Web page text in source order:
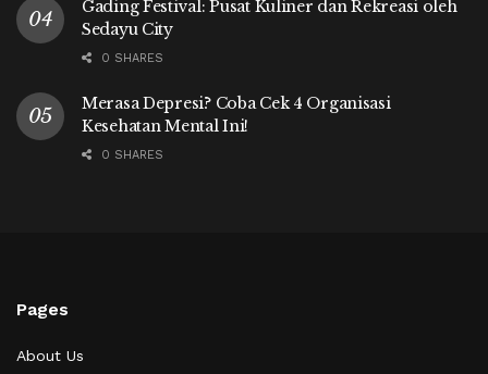
Gading Festival: Pusat Kuliner dan Rekreasi oleh
Sedayu City
0 SHARES
Merasa Depresi? Coba Cek 4 Organisasi
Kesehatan Mental Ini!
0 SHARES
Pages
About Us